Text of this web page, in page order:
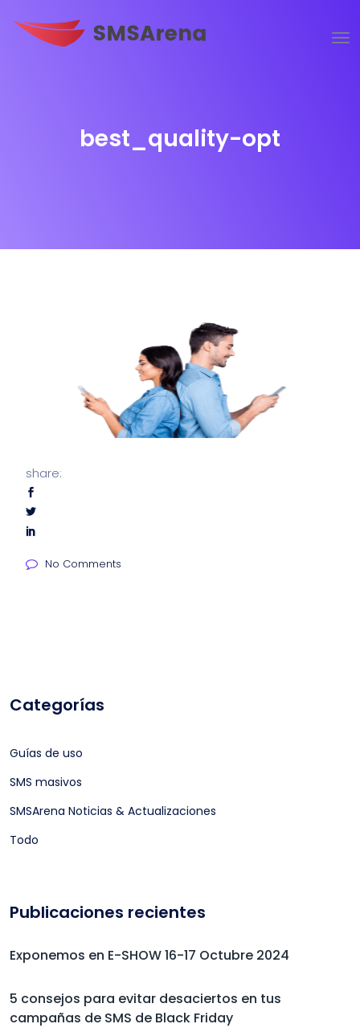
best_quality-opt
share:
No Comments
Categorías
Guías de uso
SMS masivos
SMSArena Noticias & Actualizaciones
Todo
Publicaciones recientes
Exponemos en E-SHOW 16-17 Octubre 2024
5 consejos para evitar desaciertos en tus
campañas de SMS de Black Friday